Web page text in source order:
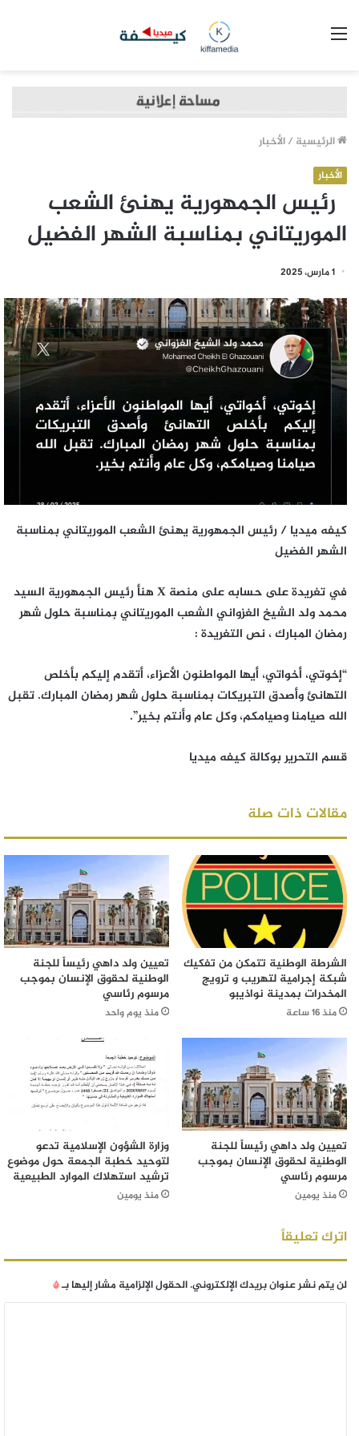
الرئيسية /الأخبار
الأخبار
رئيس الجمهورية يهنئ الشعب
الموريتاني بمناسبة الشهر الفضيل
1 مارس، 2025
كيفه ميديا / رئيس الجمهورية يهنئ الشعب الموريتاني بمناسبة
الشهر الفضيل
في تغريدة على حسابه على منصة X هنأ رئيس الجمهورية السيد
محمد ولد الشيخ الغزواني الشعب الموريتاني بمناسبة حلول شهر
رمضان المبارك ، نص التغريدة :
“إخوتي، أخواتي، أيها المواطنون الأعزاء، أتقدم إليكم بأخلص
التهانئ وأصدق التبريكات بمناسبة حلول شهر رمضان المبارك. تقبل
الله صيامنا وصيامكم، وكل عام وأنتم بخير”.
قسم التحرير بوكالة كيفه ميديا
مقالات ذات صلة
الشرطة الوطنية تتمكن من تفكيك
شبكة إجرامية لتهريب و ترويج
المخدرات بمدينة نواذيبو
منذ 16 ساعة
تعيين ولد داهي رئيساً للجنة
الوطنية لحقوق الإنسان بموجب
مرسوم رئاسي
منذ يوم واحد
تعيين ولد داهي رئيساً للجنة
الوطنية لحقوق الإنسان بموجب
مرسوم رئاسي
منذ يومين
وزارة الشؤون الإسلامية تدعو
لتوحيد خطبة الجمعة حول موضوع
ترشيد استهلاك الموارد الطبيعية
منذ يومين
اترك تعليقاً
لن يتم نشر عنوان بريدك الإلكتروني.الحقول الإلزامية مشار إليها بـ*